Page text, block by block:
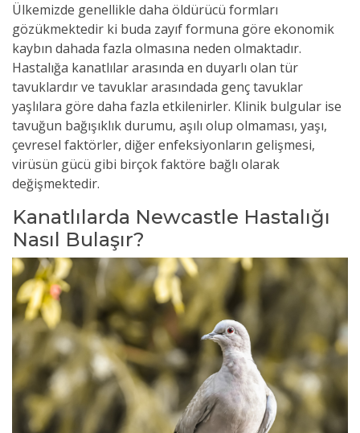
Ülkemizde genellikle daha öldürücü formları
gözükmektedir ki buda zayıf formuna göre ekonomik
kaybın dahada fazla olmasına neden olmaktadır.
Hastalığa kanatlılar arasında en duyarlı olan tür
tavuklardır ve tavuklar arasındada genç tavuklar
yaşlılara göre daha fazla etkilenirler. Klinik bulgular ise
tavuğun bağışıklık durumu, aşılı olup olmaması, yaşı,
çevresel faktörler, diğer enfeksiyonların gelişmesi,
virüsün gücü gibi birçok faktöre bağlı olarak
değişmektedir.
Kanatlılarda Newcastle Hastalığı
Nasıl Bulaşır?